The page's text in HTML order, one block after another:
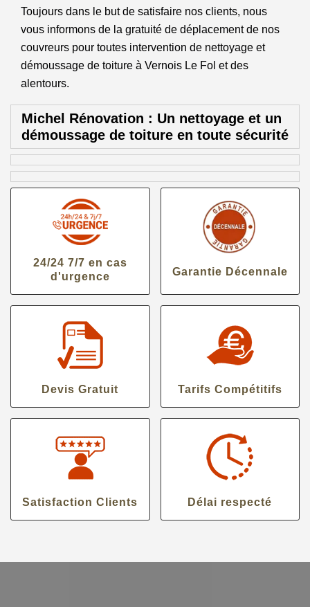
Toujours dans le but de satisfaire nos clients, nous
vous informons de la gratuité de déplacement de nos
couvreurs pour toutes intervention de nettoyage et
démoussage de toiture à Vernois Le Fol et des
alentours.
Michel Rénovation : Un nettoyage et un
démoussage de toiture en toute sécurité
24/24 7/7 en cas
d'urgence
Garantie Décennale
Devis Gratuit Tarifs Compétitifs
Satisfaction Clients Délai respecté